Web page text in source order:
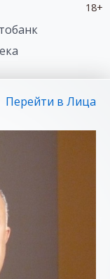
18+
Перейти в Лица